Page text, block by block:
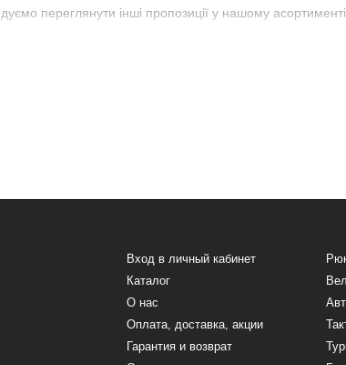
переглянути інші пропозиції у нашому
Вход в личный кабинет
Каталог
О нас
Оплата, доставка, акции
Гарантия и возврат